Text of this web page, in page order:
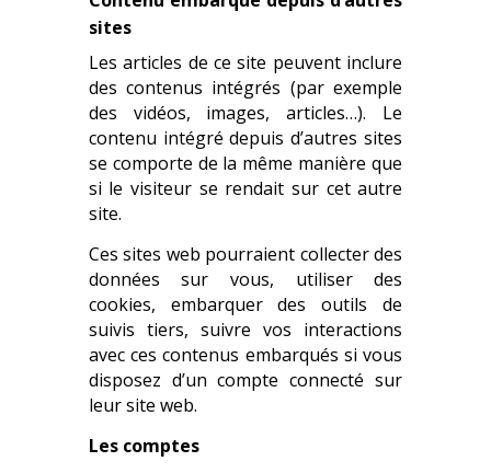
sites
Les articles de ce site peuvent inclure
des contenus intégrés (par exemple
des vidéos, images, articles…). Le
contenu intégré depuis d’autres sites
se comporte de la même manière que
si le visiteur se rendait sur cet autre
site.
Ces sites web pourraient collecter des
données sur vous, utiliser des
cookies, embarquer des outils de
suivis tiers, suivre vos interactions
avec ces contenus embarqués si vous
disposez d’un compte connecté sur
leur site web.
Les comptes